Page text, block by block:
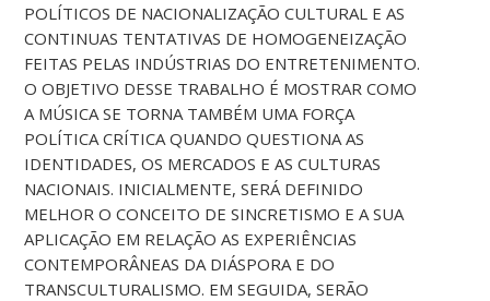
POLÍTICOS DE NACIONALIZAÇÃO CULTURAL E AS
CONTINUAS TENTATIVAS DE HOMOGENEIZAÇÃO
FEITAS PELAS INDÚSTRIAS DO ENTRETENIMENTO.
O OBJETIVO DESSE TRABALHO É MOSTRAR COMO
A MÚSICA SE TORNA TAMBÉM UMA FORÇA
POLÍTICA CRÍTICA QUANDO QUESTIONA AS
IDENTIDADES, OS MERCADOS E AS CULTURAS
NACIONAIS. INICIALMENTE, SERÁ DEFINIDO
MELHOR O CONCEITO DE SINCRETISMO E A SUA
APLICAÇÃO EM RELAÇÃO AS EXPERIÊNCIAS
CONTEMPORÂNEAS DA DIÁSPORA E DO
TRANSCULTURALISMO. EM SEGUIDA, SERÃO